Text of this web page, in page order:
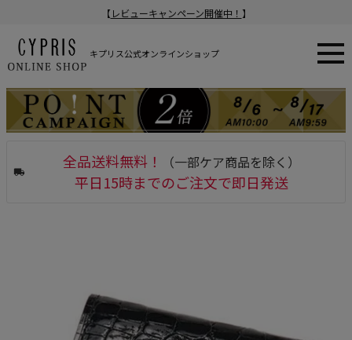
【 レビューキャンペーン開催中！ 】
キプリス公式オンラインショップ
全品送料無料！ （一部ケア商品を除く）
平日15時までのご注文で即日発送